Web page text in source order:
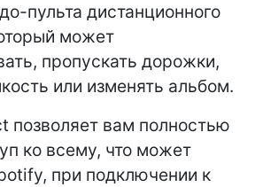
пульта дистанционного
может
пропускать дорожки,
или изменять альбом.
позволяет вам полностью
ко всему, что может
при подключении к